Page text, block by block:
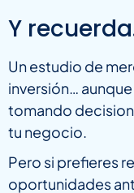
Y
Un estudio de
inversión…
tomando
tu negocio.
Pero si prefieres
oportunidades